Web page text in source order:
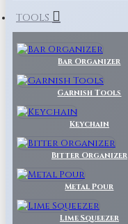
TOOLS
Bar Organizer
Garnish Tools
Keychain
Bitter Organizer
Metal Pour
Lime Squeezer